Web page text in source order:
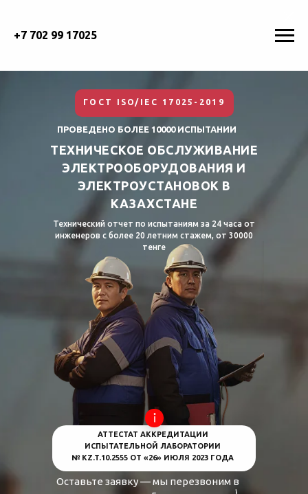
+7 702 99 17025
ПРОВЕДЕНО БОЛЕЕ 10000 ИСПЫТАНИИ
ТЕХНИЧЕСКОЕ ОБСЛУЖИВАНИЕ
ЭЛЕКТРООБОРУДОВАНИЯ И
ЭЛЕКТРОУСТАНОВОК В
КАЗАХСТАНЕ
ГОСТ ISO/IEC 17025-2019
Технический отчет по испытаниям за 24 часа от
инженеров с более 20 летним стажем, от 30000
тенге
АТТЕСТАТ АККРЕДИТАЦИИ
ИСПЫТАТЕЛЬНОЙ ЛАБОРАТОРИИ
№ KZ.T.10.2555 ОТ «26» ИЮЛЯ 2023 ГОДА
Оставьте заявку — мы перезвоним в